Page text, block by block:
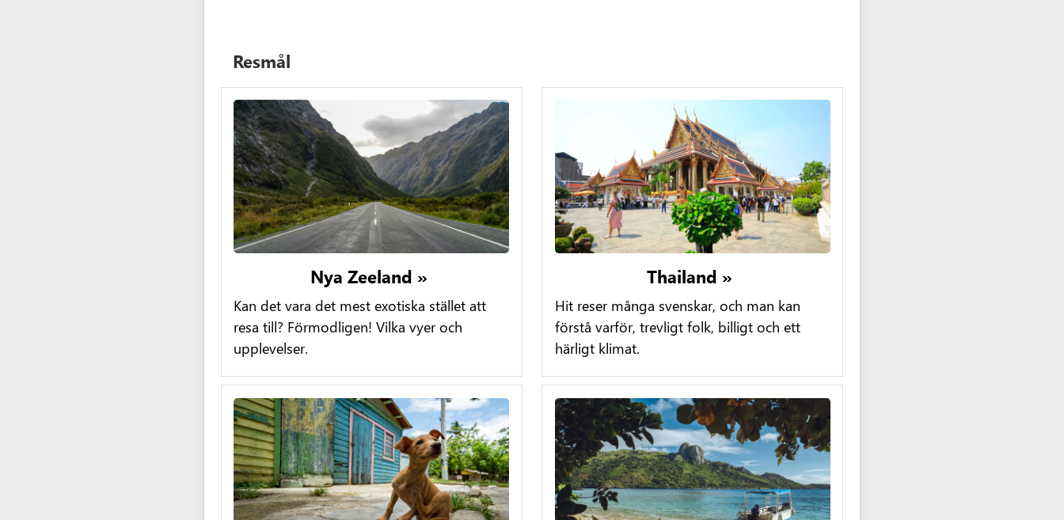
Resmål
Nya Zeeland »
Kan det vara det mest exotiska stället att
resa till? Förmodligen! Vilka vyer och
upplevelser.
Thailand »
Hit reser många svenskar, och man kan
förstå varför, trevligt folk, billigt och ett
härligt klimat.